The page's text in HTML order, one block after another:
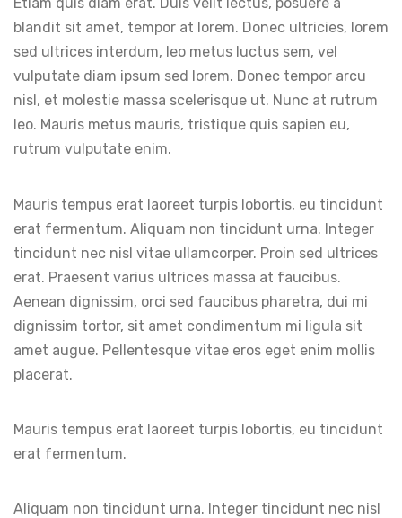
Etiam quis diam erat. Duis velit lectus, posuere a
blandit sit amet, tempor at lorem. Donec ultricies, lorem
sed ultrices interdum, leo metus luctus sem, vel
vulputate diam ipsum sed lorem. Donec tempor arcu
nisl, et molestie massa scelerisque ut. Nunc at rutrum
leo. Mauris metus mauris, tristique quis sapien eu,
rutrum vulputate enim.
Mauris tempus erat laoreet turpis lobortis, eu tincidunt
erat fermentum. Aliquam non tincidunt urna. Integer
tincidunt nec nisl vitae ullamcorper. Proin sed ultrices
erat. Praesent varius ultrices massa at faucibus.
Aenean dignissim, orci sed faucibus pharetra, dui mi
dignissim tortor, sit amet condimentum mi ligula sit
amet augue. Pellentesque vitae eros eget enim mollis
placerat.
Mauris tempus erat laoreet turpis lobortis, eu tincidunt
erat fermentum.
Aliquam non tincidunt urna. Integer tincidunt nec nisl